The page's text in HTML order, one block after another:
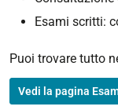
Esami scritti:
Puoi trovare tutto
Vedi la pagina